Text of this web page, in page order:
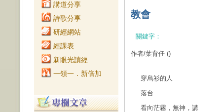
講道分享
詩歌分享
研經網站
經課表
新眼光讀經
一領一．新倍加
教會
關鍵字：
作者/葉育任 ()
穿烏衫的人
落台
看向茫霧，無神，講